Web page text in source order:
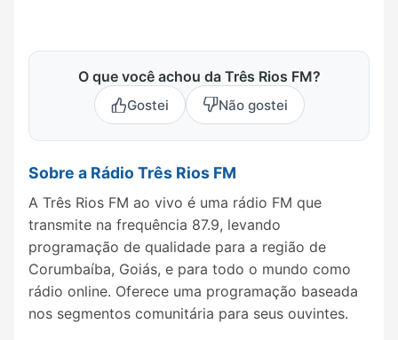
O que você achou da Três Rios FM?
Gostei Não gostei
Sobre a Rádio Três Rios FM
A Três Rios FM ao vivo é uma rádio FM que
transmite na frequência 87.9, levando
programação de qualidade para a região de
Corumbaíba, Goiás, e para todo o mundo como
rádio online. Oferece uma programação baseada
nos segmentos comunitária para seus ouvintes.